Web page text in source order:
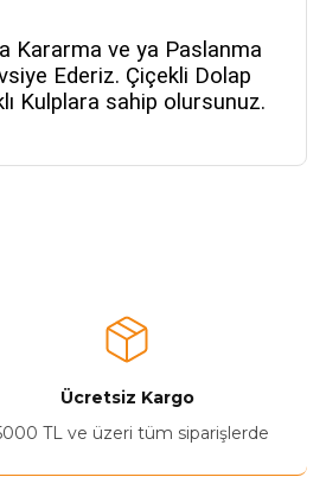
Kararma ve ya Paslanma
Ederiz. Çiçekli Dolap
Kulplara sahip olursunuz.
Ücretsiz Kargo
TL ve üzeri tüm siparişlerde